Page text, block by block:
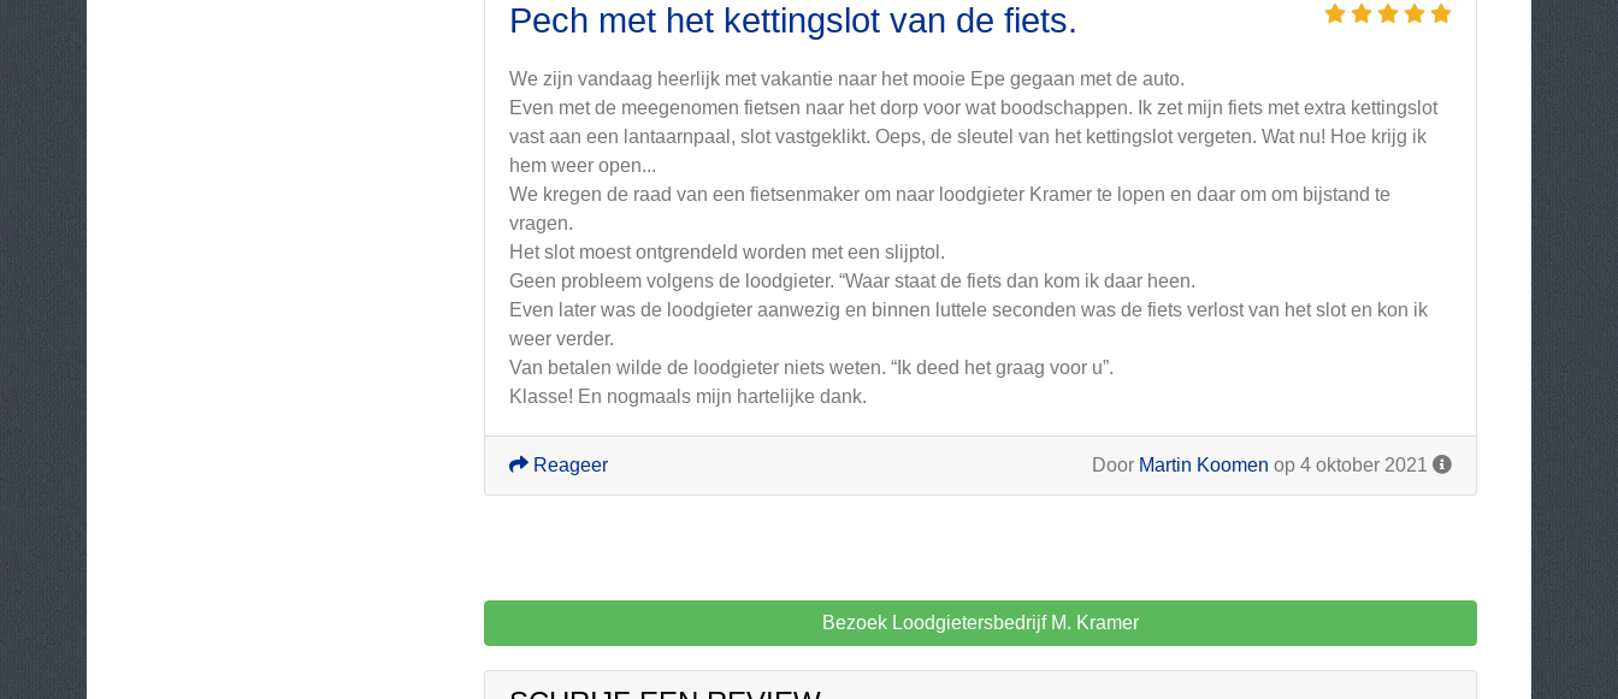
Pech met het kettingslot van de fiets.
We zijn vandaag heerlijk met vakantie naar het mooie Epe gegaan met de auto.
Even met de meegenomen fietsen naar het dorp voor wat boodschappen. Ik zet mijn fiets met extra kettingslot
vast aan een lantaarnpaal, slot vastgeklikt. Oeps, de sleutel van het kettingslot vergeten. Wat nu! Hoe krijg ik
hem weer open...
We kregen de raad van een fietsenmaker om naar loodgieter Kramer te lopen en daar om om bijstand te
vragen.
Het slot moest ontgrendeld worden met een slijptol.
Geen probleem volgens de loodgieter. “Waar staat de fiets dan kom ik daar heen.
Even later was de loodgieter aanwezig en binnen luttele seconden was de fiets verlost van het slot en kon ik
weer verder.
Van betalen wilde de loodgieter niets weten. “Ik deed het graag voor u”.
Klasse! En nogmaals mijn hartelijke dank.
Door Martin Koomen op 4 oktober 2021
Reageer
Bezoek Loodgietersbedrijf M. Kramer